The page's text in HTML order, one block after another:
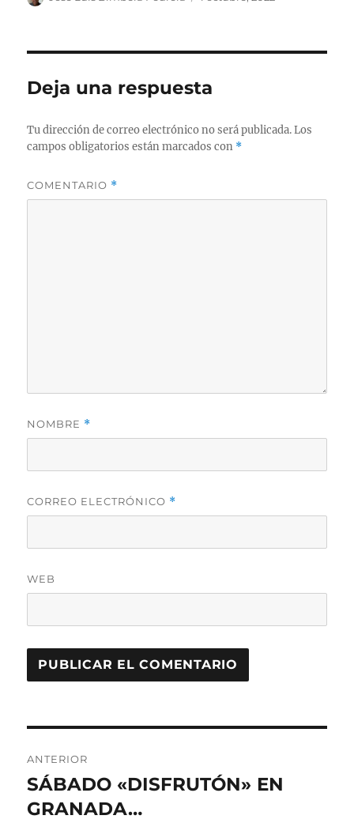
Deja una respuesta
Tu dirección de correo electrónico no será publicada. Los
campos obligatorios están marcados con *
COMENTARIO *
NOMBRE *
CORREO ELECTRÓNICO *
WEB
de
entradas
ANTERIOR
Entrada
anterior:
SÁBADO «DISFRUTÓN» EN
GRANADA…